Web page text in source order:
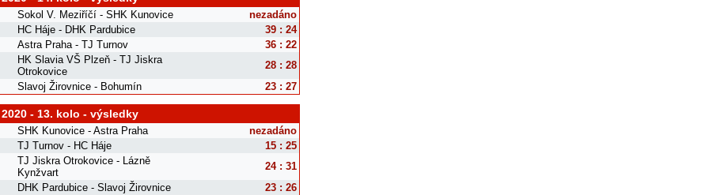
Sokol V. Meziříčí - SHK Kunovice
nezadáno
HC Háje - DHK Pardubice
39 : 24
Astra Praha - TJ Turnov
36 : 22
HK Slavia VŠ Plzeň - TJ Jiskra
Otrokovice
28 : 28
Slavoj Žirovnice - Bohumín
23 : 27
- 13. kolo - výsledky
SHK Kunovice - Astra Praha
nezadáno
TJ Turnov - HC Háje
15 : 25
TJ Jiskra Otrokovice - Lázně
Kynžvart
24 : 31
DHK Pardubice - Slavoj Žirovnice
23 : 26